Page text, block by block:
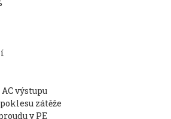
výstupu
zátěže
v PE